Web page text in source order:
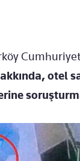
Cumhuriyet
otel